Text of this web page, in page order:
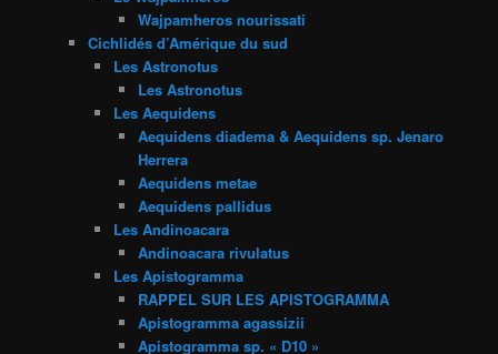
Wajpamheros nourissati
Cichlidés d’Amérique du sud
Les Astronotus
Les Astronotus
Les Aequidens
Aequidens diadema & Aequidens sp. Jenaro
Herrera
Aequidens metae
Aequidens pallidus
Les Andinoacara
Andinoacara rivulatus
Les Apistogramma
RAPPEL SUR LES APISTOGRAMMA
Apistogramma agassizii
Apistogramma sp. « D10 »